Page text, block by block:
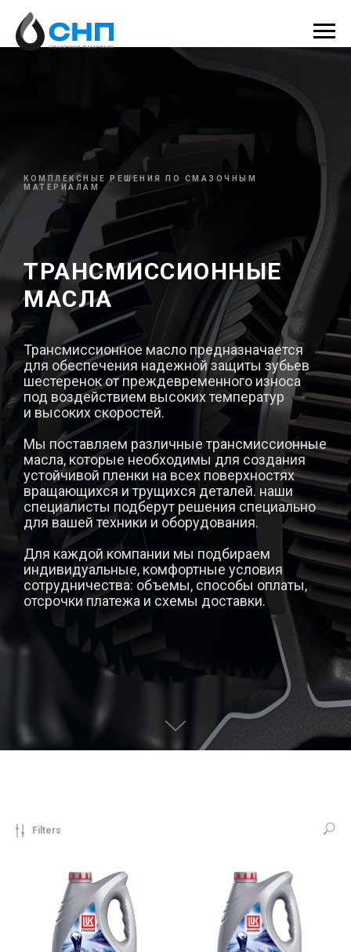
КОМПЛЕКСНЫЕ РЕШЕНИЯ ПО СМАЗОЧНЫМ
МАТЕРИАЛАМ
ТРАНСМИССИОННЫЕ
МАСЛА
Трансмиссионное масло предназначается
для обеспечения надежной защиты зубьев
шестеренок от преждевременного износа
под воздействием высоких температур
и высоких скоростей.
Мы поставляем различные трансмиссионные
масла, которые необходимы для создания
устойчивой пленки на всех поверхностях
вращающихся и трущихся деталей. наши
специалисты подберут решения специально
для вашей техники и оборудования.
Для каждой компании мы подбираем
индивидуальные, комфортные условия
сотрудничества: объемы, способы оплаты,
отсрочки платежа и схемы доставки.
Filters